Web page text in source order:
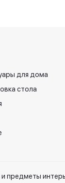
для дома
стола
предметы